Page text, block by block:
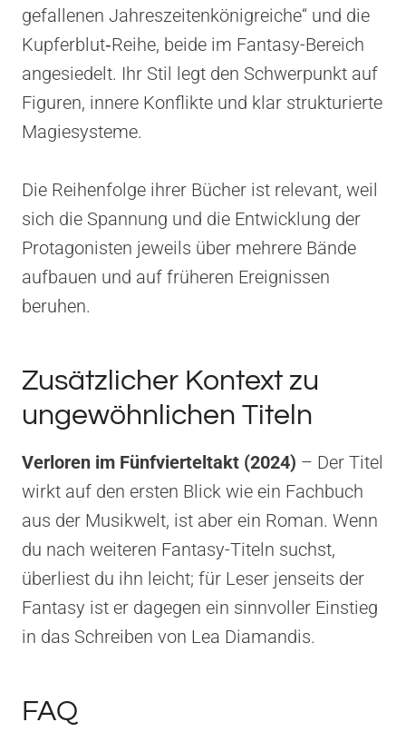
gefallenen Jahreszeitenkönigreiche“ und die
Kupferblut‑Reihe, beide im Fantasy-Bereich
angesiedelt. Ihr Stil legt den Schwerpunkt auf
Figuren, innere Konflikte und klar strukturierte
Magiesysteme.
Die Reihenfolge ihrer Bücher ist relevant, weil
sich die Spannung und die Entwicklung der
Protagonisten jeweils über mehrere Bände
aufbauen und auf früheren Ereignissen
beruhen.
Zusätzlicher Kontext zu
ungewöhnlichen Titeln
Verloren im Fünfvierteltakt (2024) – Der Titel
wirkt auf den ersten Blick wie ein Fachbuch
aus der Musikwelt, ist aber ein Roman. Wenn
du nach weiteren Fantasy-Titeln suchst,
überliest du ihn leicht; für Leser jenseits der
Fantasy ist er dagegen ein sinnvoller Einstieg
in das Schreiben von Lea Diamandis.
FAQ